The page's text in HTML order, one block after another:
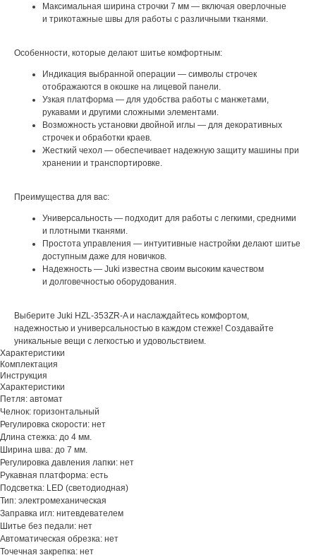
Максимальная ширина строчки 7 мм — включая оверлочные
и трикотажные швы для работы с различными тканями.
Особенности, которые делают шитье комфортным:
Индикация выбранной операции — символы строчек
отображаются в окошке на лицевой панели.
Узкая платформа — для удобства работы с манжетами,
рукавами и другими сложными элементами.
Возможность установки двойной иглы — для декоративных
строчек и обработки краев.
Жесткий чехол — обеспечивает надежную защиту машины при
хранении и транспортировке.
Преимущества для вас:
Универсальность — подходит для работы с легкими, средними
и плотными тканями.
Простота управления — интуитивные настройки делают шитье
доступным даже для новичков.
Надежность — Juki известна своим высоким качеством
и долговечностью оборудования.
Выберите Juki HZL-353ZR-A и наслаждайтесь комфортом,
надежностью и универсальностью в каждом стежке! Создавайте
уникальные вещи с легкостью и удовольствием.
Характеристики
Комплектация
Инструкция
Характеристики
Петля: автомат
Челнок: горизонтальный
Регулировка скорости: нет
Длина стежка: до 4 мм.
Ширина шва: до 7 мм.
Регулировка давления лапки: нет
Рукавная платформа: есть
Подсветка: LED (светодиодная)
Тип: электромеханическая
Заправка игл: нитевдевателем
Шитье без педали: нет
Автоматическая обрезка: нет
Точечная закрепка: нет